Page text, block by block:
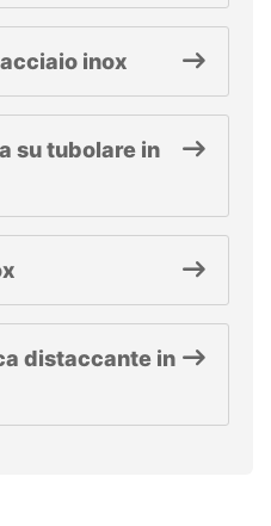
inox
su tubolare in
distaccante in